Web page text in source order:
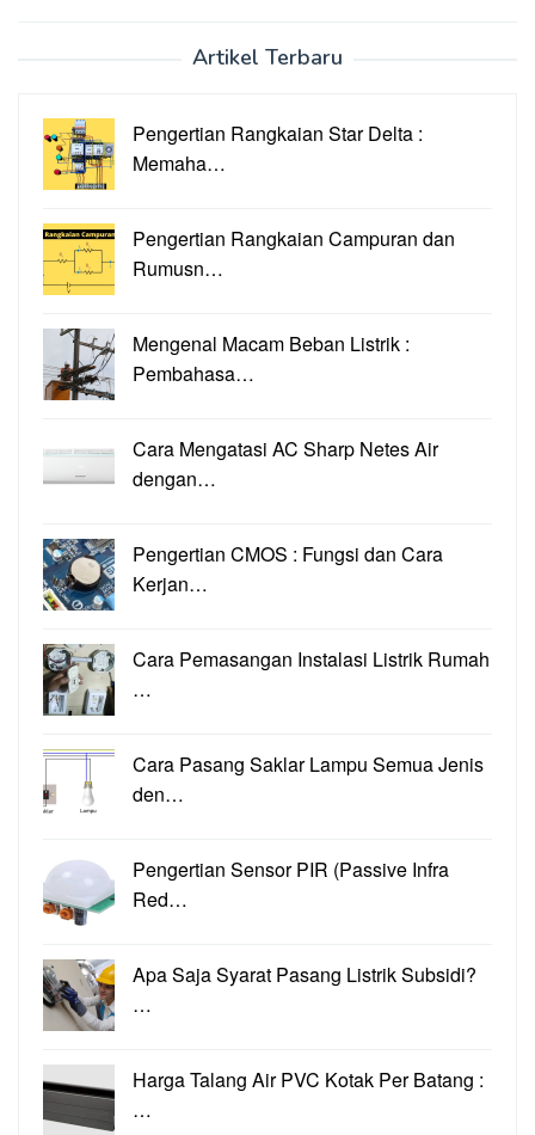
Artikel Terbaru
Pengertian Rangkaian Star Delta :
Memaha…
Pengertian Rangkaian Campuran dan
Rumusn…
Mengenal Macam Beban Listrik :
Pembahasa…
Cara Mengatasi AC Sharp Netes Air
dengan…
Pengertian CMOS : Fungsi dan Cara
Kerjan…
Cara Pemasangan Instalasi Listrik Rumah
…
Cara Pasang Saklar Lampu Semua Jenis
den…
Pengertian Sensor PIR (Passive Infra
Red…
Apa Saja Syarat Pasang Listrik Subsidi?
…
Harga Talang Air PVC Kotak Per Batang :
…